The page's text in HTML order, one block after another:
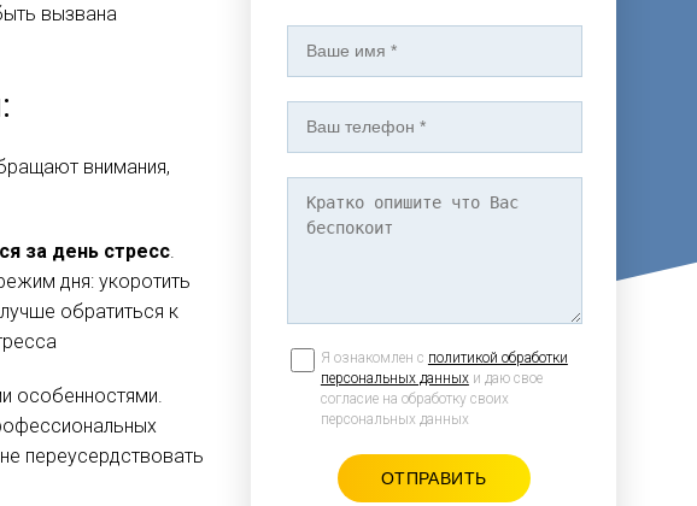
вызвана
внимания,
за день стресс.
дня: укоротить
обратиться к
особенностями.
переусердствовать
Я ознакомлен с политикой обработки
персональных данныхи даю свое
согласие на обработку своих
персональных данных